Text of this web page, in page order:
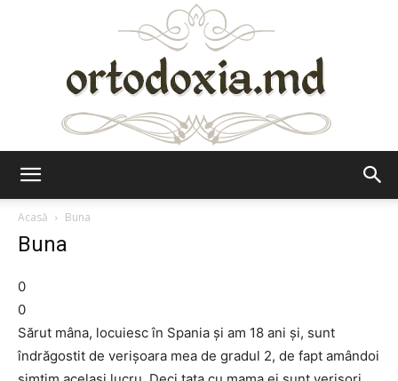
Acasă
Buna
Buna
0
0
Sărut mâna, locuiesc în Spania și am 18 ani și, sunt
îndrăgostit de verișoara mea de gradul 2, de fapt amândoi